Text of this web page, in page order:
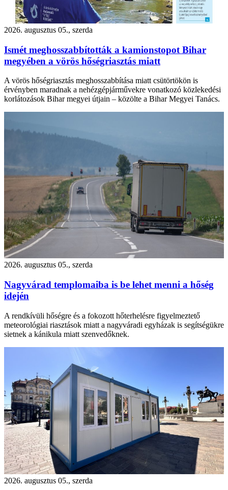
2026. augusztus 05., szerda
Ismét meghosszabbították a kamionstopot Bihar
megyében a vörös hőségriasztás miatt
A vörös hőségriasztás meghosszabbítása miatt csütörtökön is
érvényben maradnak a nehézgépjárművekre vonatkozó közlekedési
korlátozások Bihar megyei útjain – közölte a Bihar Megyei Tanács.
2026. augusztus 05., szerda
Nagyvárad templomaiba is be lehet menni a hőség
idején
A rendkívüli hőségre és a fokozott hőterhelésre figyelmeztető
meteorológiai riasztások miatt a nagyváradi egyházak is segítségükre
sietnek a kánikula miatt szenvedőknek.
2026. augusztus 05., szerda